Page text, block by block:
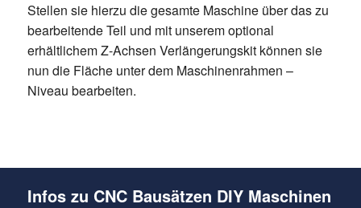
Stellen sie hierzu die gesamte Maschine über das zu
bearbeitende Teil und mit unserem optional
erhältlichem Z-Achsen Verlängerungskit können sie
nun die Fläche unter dem Maschinenrahmen –
Niveau bearbeiten.
Infos zu CNC Bausätzen DIY Maschinen